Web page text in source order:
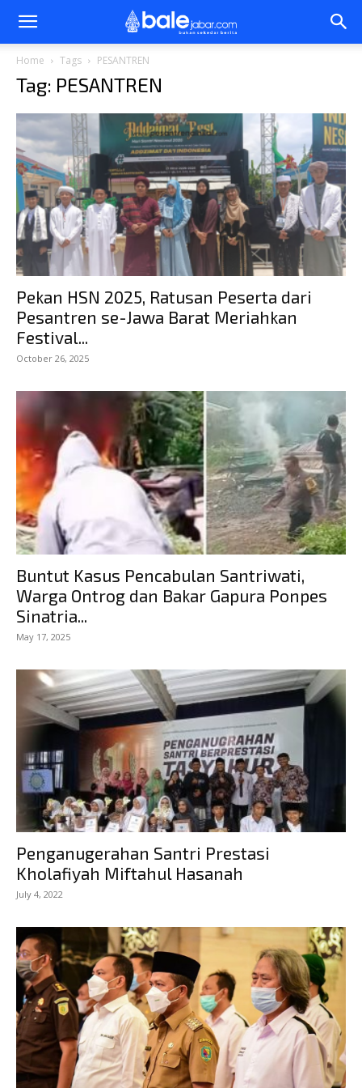
Bale
Jabar
Home Tags PESANTREN
Tag: PESANTREN
Pekan HSN 2025, Ratusan Peserta dari
Pesantren se-Jawa Barat Meriahkan
Festival...
October 26, 2025
Buntut Kasus Pencabulan Santriwati,
Warga Ontrog dan Bakar Gapura Ponpes
Sinatria...
May 17, 2025
Penganugerahan Santri Prestasi
Kholafiyah Miftahul Hasanah
July 4, 2022